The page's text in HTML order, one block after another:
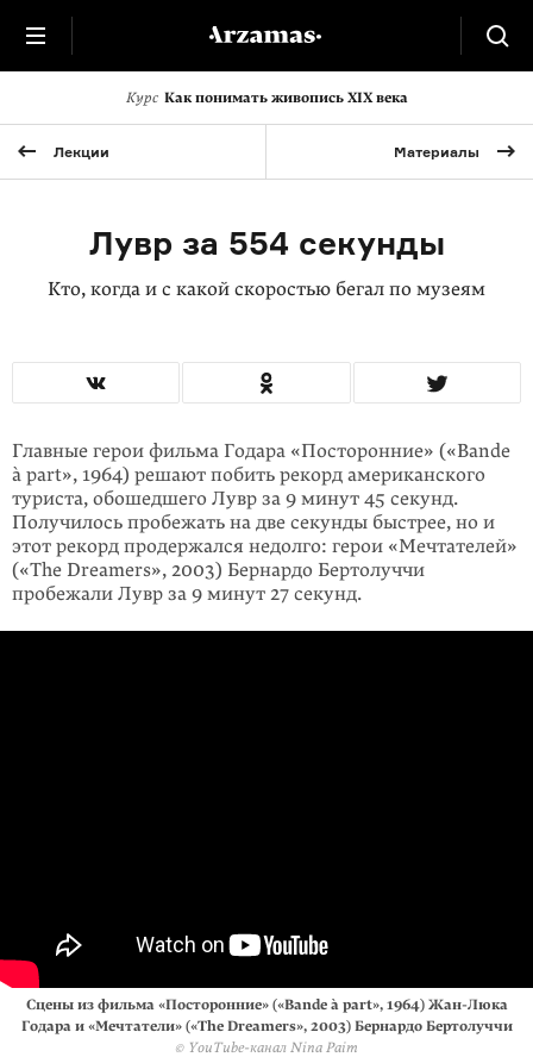
Курс Как понимать живопись XIX века
Лекции Материалы
Лувр за 554 секунды
Кто, когда и с какой скоростью бегал по музеям
Главные герои фильма Годара «Посторонние» («Bande
à part», 1964) решают побить рекорд американского
туриста, обошедшего Лувр за 9 минут 45 секунд.
Получилось пробежать на две секунды быстрее, но и
этот рекорд продержался недолго: герои «Мечтателей»
(«The Dreamers», 2003) Бернардо Бертолуччи
пробежали Лувр за 9 минут 27 секунд.
Сцены из фильма «Посторонние» («Bande à part», 1964) Жан-Люка
Годара и «Мечтатели» («The Dreamers», 2003) Бернардо Бертолуччи
© YouTube-канал Nina Paim